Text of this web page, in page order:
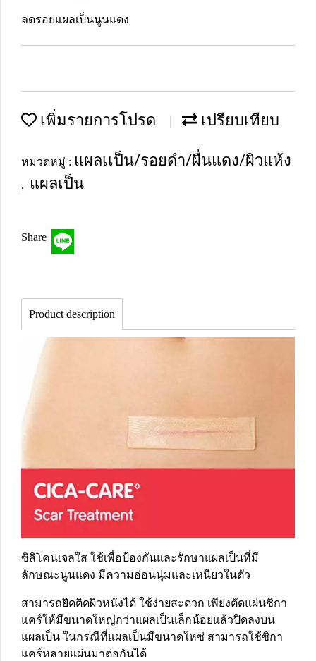
ลดรอยแผลเป็นนูนแดง
เพิ่มรายการโปรด เปรียบเทียบ
หมวดหมู่ : แผลเเป็น/รอยดำ/ผื่นแดง/ผิวแห้ง
, แผลเป็น
Share
Product description
ซิลิโคนเจลใส ใช้เพื่อป้องกันและรักษาแผลเป็นที่มี
ลักษณะนูนแดง มีความอ่อนนุ่มและเหนียวในตัว
สามารถยึดติดผิวหนังได้ ใช้ง่ายสะดวก เพียงตัดแผ่นซิกา
แคร์ให้มีขนาดใหญ่กว่าแผลเป็นเล็กน้อยแล้วปิดลงบน
แผลเป็น ในกรณีที่แผลเป็นมีขนาดใหซ่ สามารถใช้ซิกา
แคร์หลายแผ่นมาต่อกันได้